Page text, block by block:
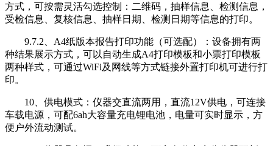
方式，可按需灵活勾选控制：二维码，抽样信息、检测信息，
受检信息、复核信息、抽样日期、检测日期等信息的打印。
9.7.2、A4纸版本报告打印功能（可选配）：设备拥有两
种结果展示方式，可以自动生成A4打印模板和小票打印模板
两种样式，可通过WiFi及网线等方式链接外置打印机可进行打
印。
10、供电模式：仪器交直流两用，直流12V供电，可连接
车载电源，可配6ah大容量充电锂电池，电量可实时显示，方
便户外流动测试。